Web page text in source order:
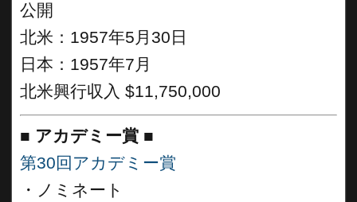
公開
北米：1957年5月30日
日本：1957年7月
北米興行収入 $11,750,000
■ アカデミー賞 ■
第30回アカデミー賞
・ノミネート